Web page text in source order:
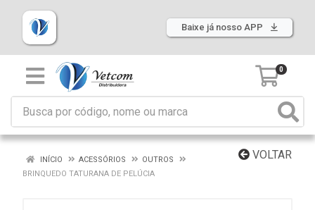
Baixe já nosso APP
0
VOLTAR
INÍCIO ACESSÓRIOS
OUTROS
BRINQUEDO TATURANA DE PELÚCIA